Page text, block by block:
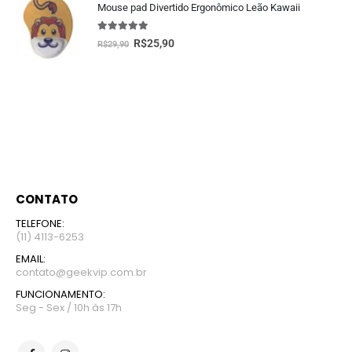
Mouse pad Divertido Ergonômico Leão Kawaii
5.00 fora de 5
R$29,90 R$25,90
CONTATO
TELEFONE:
(11) 4113-6253
EMAIL:
contato@geekvip.com.br
FUNCIONAMENTO:
Seg - Sex / 10h às 17h